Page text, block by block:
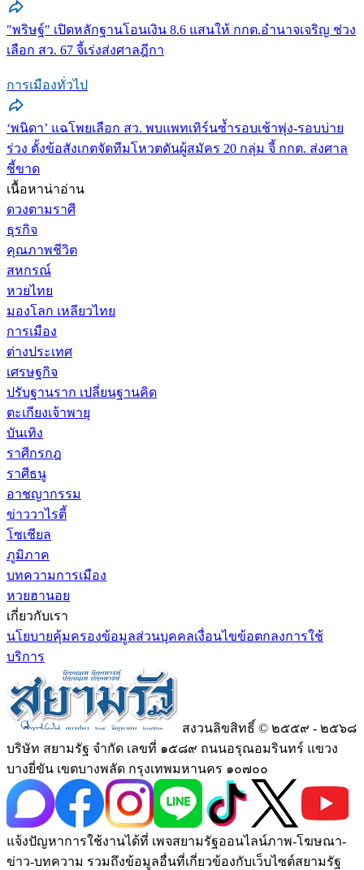
"พริษฐ์" เปิดหลักฐานโอนเงิน 8.6 แสนให้ กกต.อำนาจเจริญ ช่วง
เลือก สว. 67 จี้เร่งส่งศาลฎีกา
การเมืองทั่วไป
‘พนิดา’ แฉโพยเลือก สว. พบแพทเทิร์นซ้ำรอบเช้าพุ่ง-รอบบ่าย
ร่วง ตั้งข้อสังเกตจัดทีมโหวตดันผู้สมัคร 20 กลุ่ม จี้ กกต. ส่งศาล
ชี้ขาด
เนื้อหาน่าอ่าน
ดวงตามราศี
ธุรกิจ
คุณภาพชีวิต
สหกรณ์
หวยไทย
มองโลก เหลียวไทย
การเมือง
ต่างประเทศ
เศรษฐกิจ
ปรับฐานราก เปลี่ยนฐานคิด
ตะเกียงเจ้าพายุ
บันเทิง
ราศีกรกฎ
ราศีธนู
อาชญากรรม
ข่าววาไรตี้
โซเชียล
ภูมิภาค
บทความการเมือง
หวยฮานอย
เกี่ยวกับเรา
นโยบายคุ้มครองข้อมูลส่วนบุคคลเงื่อนไขข้อตกลงการใช้
บริการ
สงวนลิขสิทธิ์ © ๒๕๕๙ - ๒๕๖๘
บริษัท สยามรัฐ จำกัด เลขที่ ๑๕๘๙ ถนนอรุณอมรินทร์ แขวง
บางยี่ขัน เขตบางพลัด กรุงเทพมหานคร ๑๐๗๐๐
แจ้งปัญหาการใช้งานได้ที่ เพจสยามรัฐออนไลน์ภาพ-โฆษณา-
ข่าว-บทความ รวมถึงข้อมูลอื่นที่เกี่ยวข้องกับเว็บไซต์สยามรัฐ